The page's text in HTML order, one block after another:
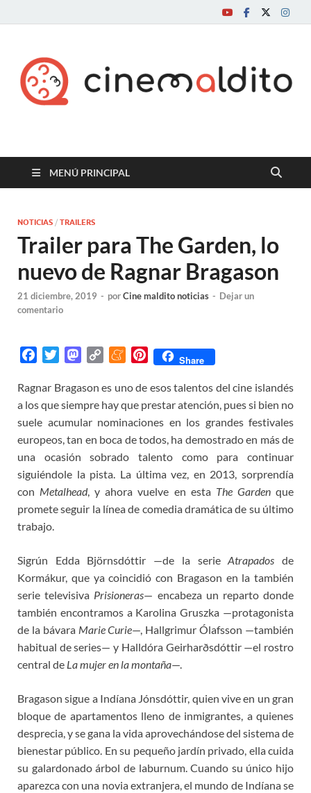
Cine maldito
MENÚ PRINCIPAL
NOTICIAS / TRAILERS
Trailer para The Garden, lo
nuevo de Ragnar Bragason
21 diciembre, 2019 - porCine maldito noticias - Dejar un
comentario
c
e
b
o
k
i
t
t
e
r
M
s
t
o
d
n
p
y
L
i
n
k
M
n
e
a
m
e
P
n
t
e
r
e
s
t
Share
Ragnar Bragason es uno de esos talentos del cine islandés
a los que siempre hay que prestar atención, pues si bien no
suele acumular nominaciones en los grandes festivales
europeos, tan en boca de todos, ha demostrado en más de
una ocasión sobrado talento como para continuar
siguiéndole la pista. La última vez, en 2013, sorprendía
con Metalhead, y ahora vuelve en esta The Gardenque
promete seguir la línea de comedia dramática de su último
trabajo.
Sigrún Edda Björnsdóttir —de la serieAtrapados de
Kormákur, que ya coincidió con Bragason en la también
serie televisiva Prisioneras— encabeza un reparto donde
también encontramos a Karolina Gruszka —protagonista
de la bávara Marie Curie—, Hallgrimur Ólafsson —también
habitual de series— y Halldóra Geirharðsdóttir —el rostro
central de La mujer en la montaña—.
Bragason sigue a Indíana Jónsdóttir, quien vive en un gran
bloque de apartamentos lleno de inmigrantes, a quienes
desprecia, y se gana la vida aprovechándose del sistema de
bienestar público. En su pequeño jardín privado, ella cuida
su galardonado árbol de laburnum. Cuando su único hijo
aparezca con una novia extranjera, el mundo de Indíana se